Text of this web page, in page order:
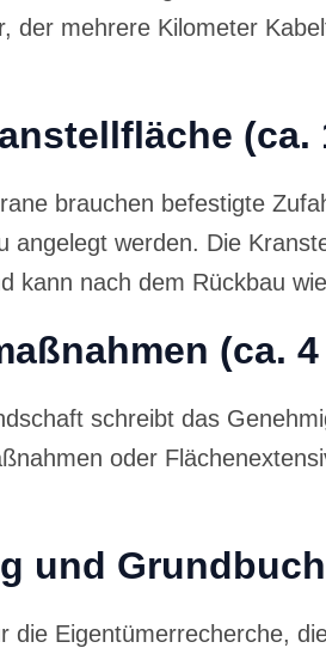
der mehrere Kilometer
(ca.
brauchen befestigte
angelegt werden. Die
kann nach dem Rückbau
(ca.
schreibt das
oder
und
die Eigentümerrecherche,